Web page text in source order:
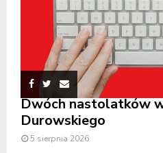
Dwóch nastolatków
Durowskiego
5 sierpnia 2026